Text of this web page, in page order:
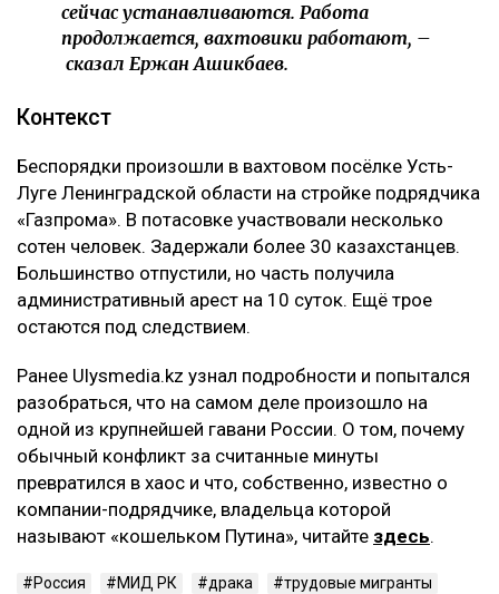
сейчас устанавливаются. Работа
продолжается, вахтовики работают, –
сказал Ержан Ашикбаев.
Контекст
Беспорядки произошли в вахтовом посёлке Усть-
Луге Ленинградской области на стройке подрядчика
«Газпрома». В потасовке участвовали несколько
сотен человек. Задержали более 30 казахстанцев.
Большинство отпустили, но часть получила
административный арест на 10 суток. Ещё трое
остаются под следствием.
Ранее Ulysmedia.kz узнал подробности и попытался
разобраться, что на самом деле произошло на
одной из крупнейшей гавани России. О том, почему
обычный конфликт за считанные минуты
превратился в хаос и что, собственно, известно о
компании-подрядчике, владельца которой
называют «кошельком Путина», читайте здесь.
Россия МИД РК драка
трудовые мигранты